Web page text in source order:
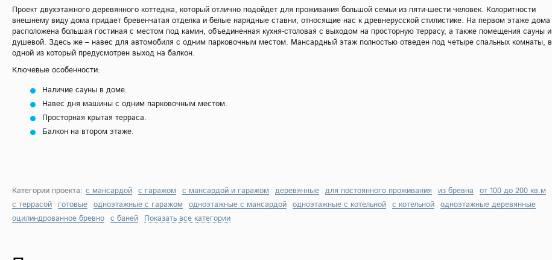
Проект двухэтажного деревянного коттеджа, который отлично подойдет для проживания большой семьи из пяти-шести человек. Колоритности
внешнему виду дома придает бревенчатая отделка и белые нарядные ставни, относящие нас к древнерусской стилистике. На первом этаже дома
расположена большая гостиная с местом под камин, объединенная кухня-столовая с выходом на просторную террасу, а также помещения сауны и
душевой. Здесь же – навес для автомобиля с одним парковочным местом. Мансардный этаж полностью отведен под четыре спальных комнаты, в
одной из который предусмотрен выход на балкон.
Ключевые особенности:
Наличие сауны в доме.
Навес дня машины с одним парковочным местом.
Просторная крытая терраса.
Балкон на втором этаже.
Категории проекта: с мансардой с гаражом с мансардой и гаражом деревянные для постоянного проживания из бревна от 100 до 200 кв.м
с террасой готовые одноэтажные с гаражом одноэтажные с мансардой одноэтажные с котельной с котельной одноэтажные деревянные
оцилиндрованное бревно с баней Показать все категории